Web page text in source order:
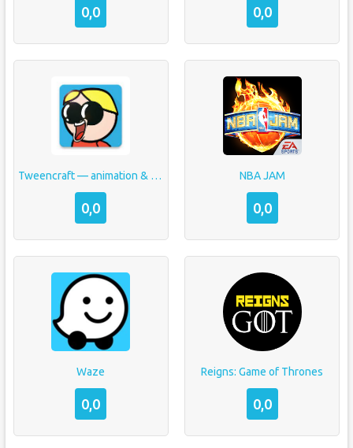
0,0 0,0
Tweencraft — animation & comics
0,0
NBA JAM
0,0
Waze
0,0
Reigns: Game of Thrones
0,0